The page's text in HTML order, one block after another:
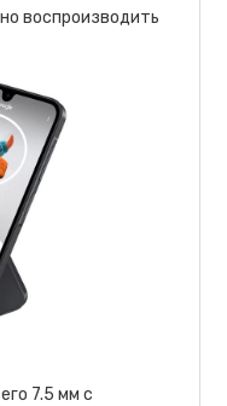
воспроизводить
7.5 мм с